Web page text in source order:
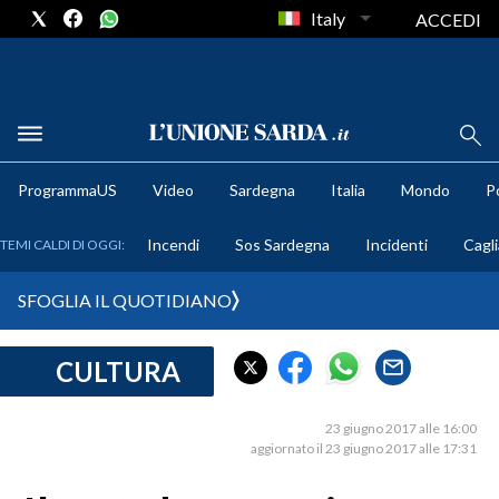
METEO
CRONACA SARDEGNA
Italy ACCEDI
ProgrammaUS Video Sardegna Italia Mondo
TEMI CALDI DI OGGI: Incendi Sos Sardegna Incidenti
SFOGLIA IL QUOTIDIANO
CULTURA
23 giugno 2017 alle 16:00
aggiornato il 23 giugno 2017 alle 17:31